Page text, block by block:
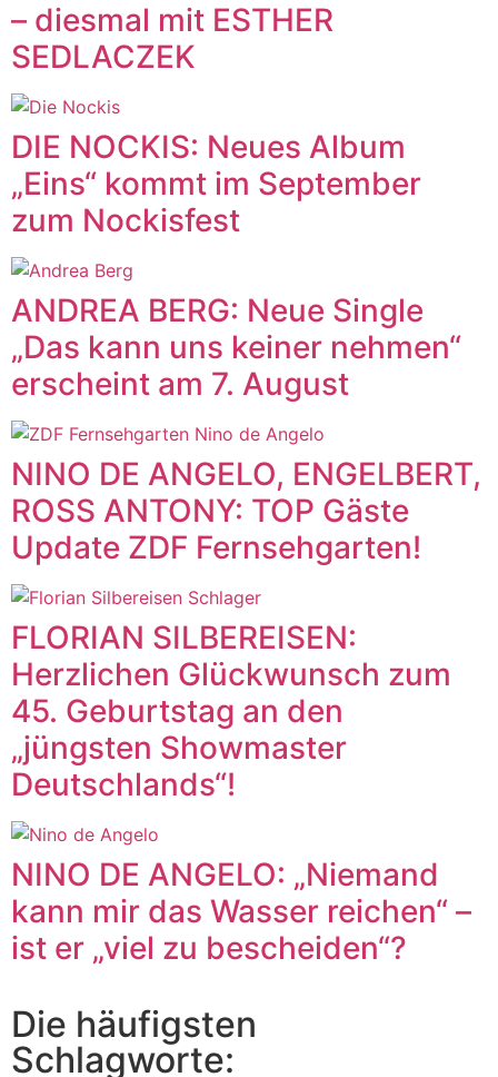
– diesmal mit ESTHER
SEDLACZEK
DIE NOCKIS: Neues Album
„Eins“ kommt im September
zum Nockisfest
ANDREA BERG: Neue Single
„Das kann uns keiner nehmen“
erscheint am 7. August
NINO DE ANGELO, ENGELBERT,
ROSS ANTONY: TOP Gäste
Update ZDF Fernsehgarten!
FLORIAN SILBEREISEN:
Herzlichen Glückwunsch zum
45. Geburtstag an den
„jüngsten Showmaster
Deutschlands“!
NINO DE ANGELO: „Niemand
kann mir das Wasser reichen“ –
ist er „viel zu bescheiden“?
Die häufigsten
Schlagworte: